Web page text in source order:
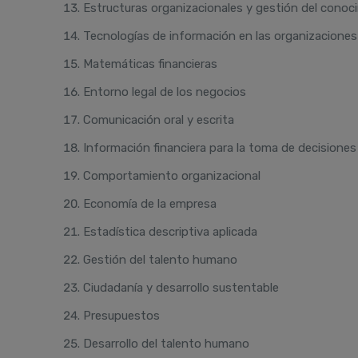
Estructuras organizacionales y gestión del
Tecnologías de información en las organizaciones
Matemáticas financieras
Entorno legal de los negocios
Comunicación oral y escrita
Información financiera para la toma de decisiones
Comportamiento organizacional
Economía de la empresa
Estadística descriptiva aplicada
Gestión del talento humano
Ciudadanía y desarrollo sustentable
Presupuestos
Desarrollo del talento humano